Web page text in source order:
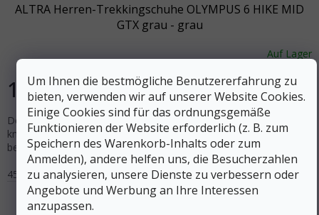
Um Ihnen die bestmögliche Benutzererfahrung zu
bieten, verwenden wir auf unserer Website Cookies.
Einige Cookies sind für das ordnungsgemäße
Funktionieren der Website erforderlich (z. B. zum
Speichern des Warenkorb-Inhalts oder zum
Anmelden), andere helfen uns, die Besucherzahlen
zu analysieren, unsere Dienste zu verbessern oder
Angebote und Werbung an Ihre Interessen
anzupassen.
ALTRA Herren-Trekkingschuhe OLYMPUS 6 HIKE MID
GTX grau - grau
Auf Lager
185 € DETAIL
Der Altra Olympus 6 Hike Mid GTX Herren-Wanderschuh ist eine
knöchelhohe und wasserdichte Version unseres dunkelsten und
bequemsten Trail-Schuhs, der Sie auf jedem Terrain einen...
45